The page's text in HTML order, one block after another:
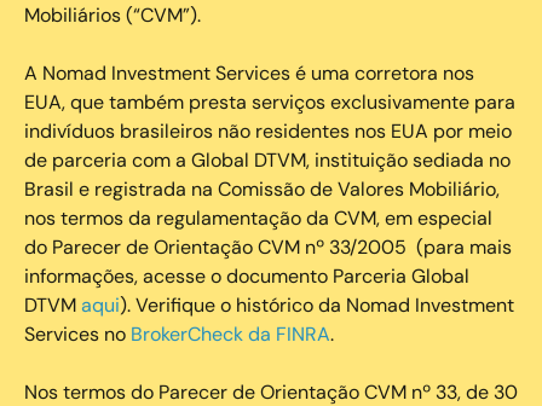
Mobiliários (“CVM”).
‍A Nomad Investment Services é uma corretora nos
EUA, que também presta serviços exclusivamente para
indivíduos brasileiros não residentes nos EUA por meio
de parceria com a Global DTVM, instituição sediada no
Brasil e registrada na Comissão de Valores Mobiliário,
nos termos da regulamentação da CVM, em especial
do Parecer de Orientação CVM nº 33/2005 (para mais
informações, acesse o documento Parceria Global
DTVMaqui). Verifique o histórico da Nomad Investment
Services no BrokerCheck da FINRA.
Nos termos do Parecer de Orientação CVM nº 33, de 30